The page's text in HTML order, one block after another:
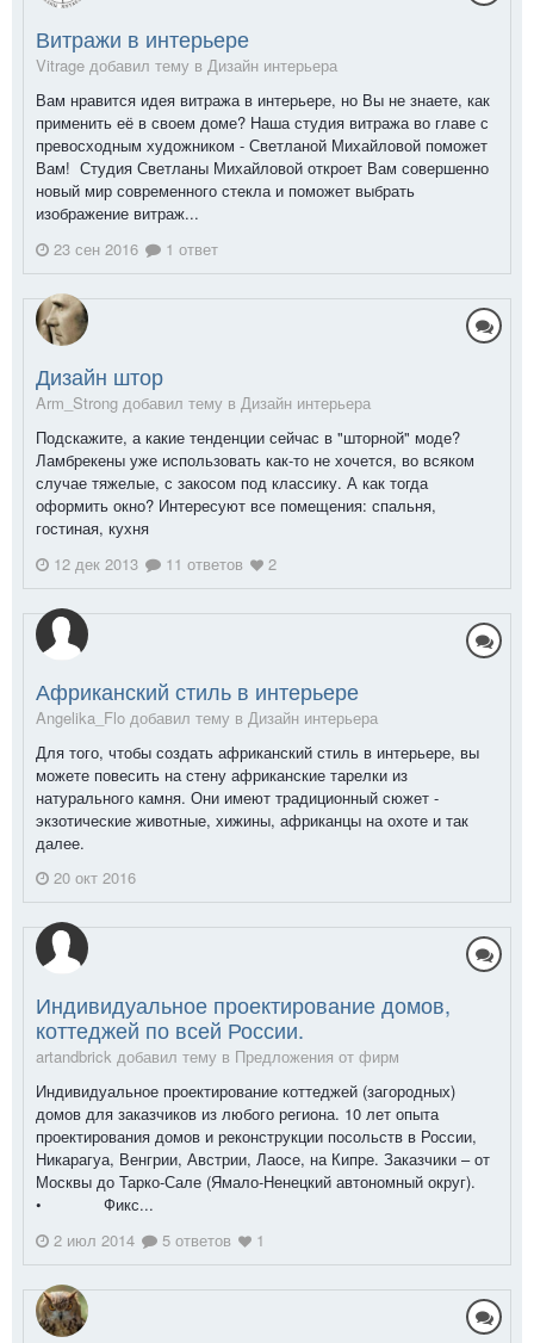
Витражи в интерьере
Vitrage добавил тему в Дизайн интерьера
Вам нравится идея витража в интерьере, но Вы не знаете, как
применить её в своем доме? Наша студия витража во главе с
превосходным художником - Светланой Михайловой поможет
Вам! Студия Светланы Михайловой откроет Вам совершенно
новый мир современного стекла и поможет выбрать
изображение витраж...
23 сен 2016
1 ответ
Дизайн штор
Arm_Strong добавил тему в Дизайн интерьера
Подскажите, а какие тенденции сейчас в "шторной" моде?
Ламбрекены уже использовать как-то не хочется, во всяком
случае тяжелые, с закосом под классику. А как тогда
оформить окно? Интересуют все помещения: спальня,
гостиная, кухня
12 дек 2013
11 ответов 2
Африканский стиль в интерьере
Angelika_Flo добавил тему в Дизайн интерьера
Для того, чтобы создать африканский стиль в интерьере, вы
можете повесить на стену африканские тарелки из
натурального камня. Они имеют традиционный сюжет -
экзотические животные, хижины, африканцы на охоте и так
далее.
20 окт 2016
Индивидуальное проектирование домов,
коттеджей по всей России.
artandbrick добавил тему в Предложения от фирм
Индивидуальное проектирование коттеджей (загородных)
домов для заказчиков из любого региона. 10 лет опыта
проектирования домов и реконструкции посольств в России,
Никарагуа, Венгрии, Австрии, Лаосе, на Кипре. Заказчики – от
Москвы до Тарко-Сале (Ямало-Ненецкий автономный округ).
• Фикс...
2 июл 2014
5 ответов 1